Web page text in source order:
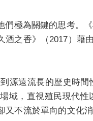
之香》（2017）藉
域，直視殖民現代
不流於單向的文化